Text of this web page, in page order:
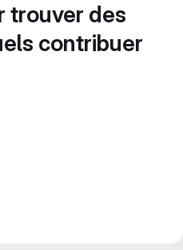
trouver des
contribuer